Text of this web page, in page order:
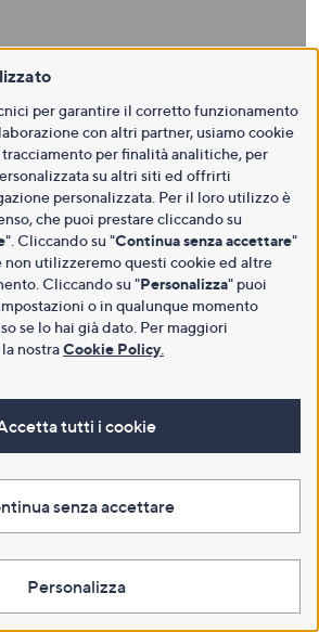
per garantire il corretto funzionamento
con altri partner, usiamo cookie
per finalità analitiche, per
su altri siti ed offrirti
personalizzata. Per il loro utilizzo è
che puoi prestare cliccando su
". Cliccando su "Continua senza accettare"
non utilizzeremo questi cookie ed altre
Cliccando su "Personalizza" puoi
o in qualunque momento
se lo hai già dato. Per maggiori
nostraCookie Policy
tutti i cookie
senza accettare
Personalizza